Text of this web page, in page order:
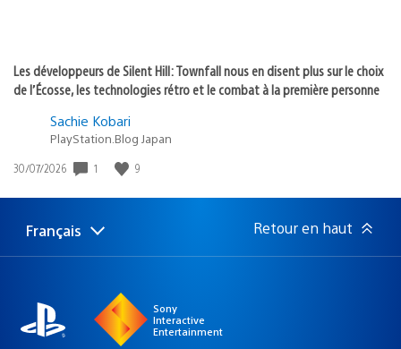
Les développeurs de Silent Hill: Townfall nous en disent plus sur le choix
de l’Écosse, les technologies rétro et le combat à la première personne
Sachie Kobari
PlayStation.Blog Japan
Date
publication
30/07/2026 1 9
Choisir
une
Région
actuelle
Français Retour en haut
Sony
Interactive
Entertainment